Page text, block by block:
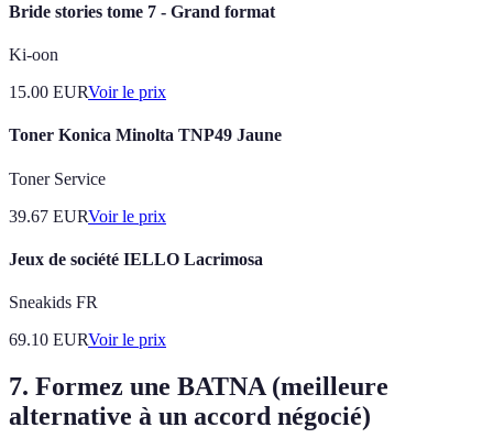
Bride stories tome 7 - Grand format
Ki-oon
15.00 EURVoir le prix
Toner Konica Minolta TNP49 Jaune
Toner Service
39.67 EURVoir le prix
Jeux de société IELLO Lacrimosa
Sneakids FR
69.10 EURVoir le prix
7. Formez une BATNA (meilleure
alternative à un accord négocié)